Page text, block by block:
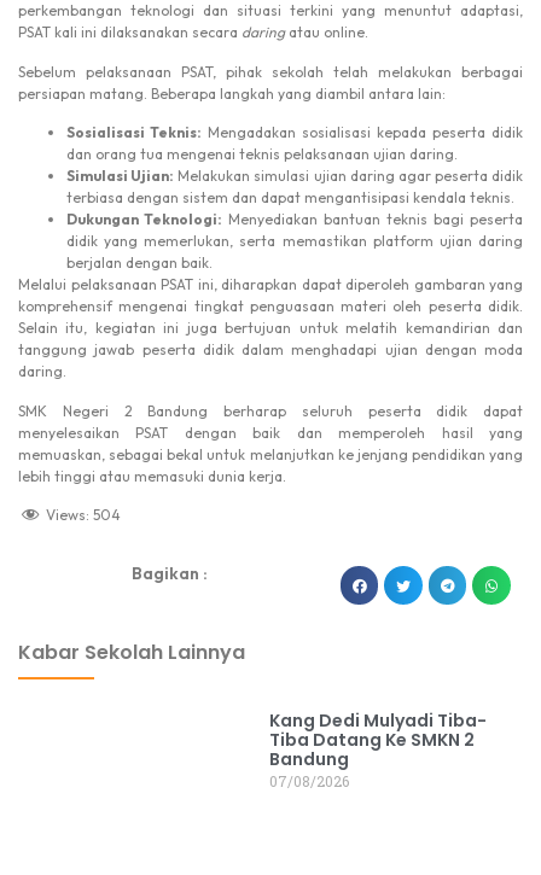
perkembangan teknologi dan situasi terkini yang menuntut adaptasi,
PSAT kali ini dilaksanakan secara daringatau online.
Sebelum pelaksanaan PSAT, pihak sekolah telah melakukan berbagai
persiapan matang. Beberapa langkah yang diambil antara lain:
Sosialisasi Teknis: Mengadakan sosialisasi kepada peserta didik
dan orang tua mengenai teknis pelaksanaan ujian daring.
Simulasi Ujian: Melakukan simulasi ujian daring agar peserta didik
terbiasa dengan sistem dan dapat mengantisipasi kendala teknis.
Dukungan Teknologi: Menyediakan bantuan teknis bagi peserta
didik yang memerlukan, serta memastikan platform ujian daring
berjalan dengan baik.
Melalui pelaksanaan PSAT ini, diharapkan dapat diperoleh gambaran yang
komprehensif mengenai tingkat penguasaan materi oleh peserta didik.
Selain itu, kegiatan ini juga bertujuan untuk melatih kemandirian dan
tanggung jawab peserta didik dalam menghadapi ujian dengan moda
daring.
SMK Negeri 2 Bandung berharap seluruh peserta didik dapat
menyelesaikan PSAT dengan baik dan memperoleh hasil yang
memuaskan, sebagai bekal untuk melanjutkan ke jenjang pendidikan yang
lebih tinggi atau memasuki dunia kerja.
Views: 504
Bagikan :
Kabar Sekolah Lainnya
Kang Dedi Mulyadi Tiba-
Tiba Datang Ke SMKN 2
Bandung
07/08/2026